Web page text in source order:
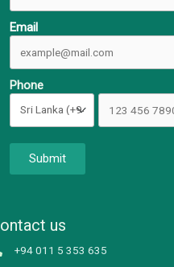
Email
Phone
Submit
us
+94 011 5 353 635